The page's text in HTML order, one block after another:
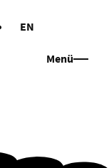
EN
Menü